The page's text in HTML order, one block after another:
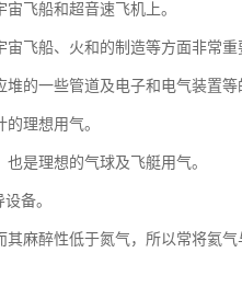
飞船和超音速飞机上。
飞船、火和的制造等方面非常重
的一些管道及电子和电气装置等
的理想用气。
是理想的气球及飞艇用气。
备。
麻醉性低于氮气，所以常将氦